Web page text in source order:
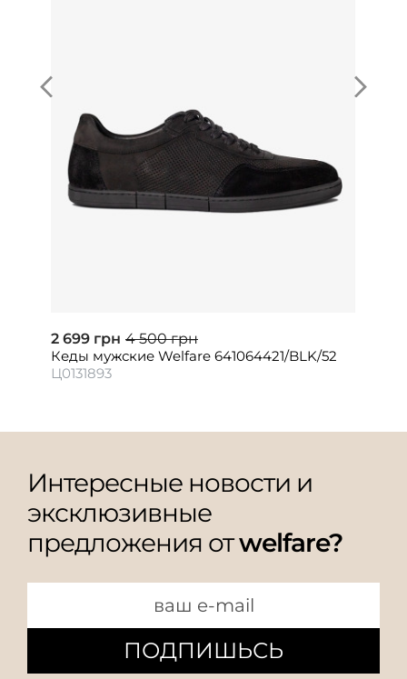
2 699 грн 4 500 грн
Кеды мужские Welfare 641064421/BLK/52
Ц0131893
Интересные новости и
эксклюзивные
предложения отwelfare?
ПОДПИШЬСЬ